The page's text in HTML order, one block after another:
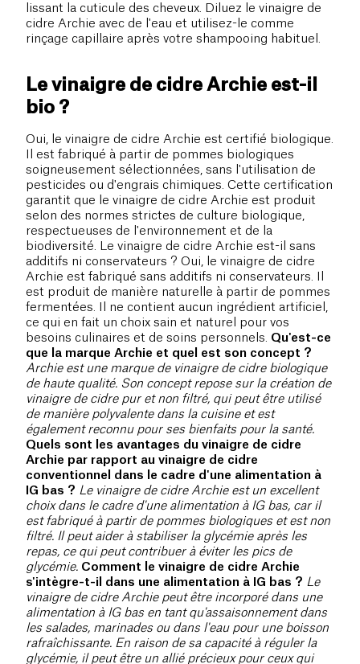
lissant la cuticule des cheveux. Diluez le vinaigre de
cidre Archie avec de l'eau et utilisez-le comme
rinçage capillaire après votre shampooing habituel.
Le vinaigre de cidre Archie est-il
bio ?
Oui, le vinaigre de cidre Archie est certifié biologique.
Il est fabriqué à partir de pommes biologiques
soigneusement sélectionnées, sans l'utilisation de
pesticides ou d'engrais chimiques. Cette certification
garantit que le vinaigre de cidre Archie est produit
selon des normes strictes de culture biologique,
respectueuses de l'environnement et de la
biodiversité. Le vinaigre de cidre Archie est-il sans
additifs ni conservateurs ? Oui, le vinaigre de cidre
Archie est fabriqué sans additifs ni conservateurs. Il
est produit de manière naturelle à partir de pommes
fermentées. Il ne contient aucun ingrédient artificiel,
ce qui en fait un choix sain et naturel pour vos
besoins culinaires et de soins personnels. Qu'est-ce
que la marque Archie et quel est son concept ?
Archie est une marque de vinaigre de cidre biologique
de haute qualité. Son concept repose sur la création de
vinaigre de cidre pur et non filtré, qui peut être utilisé
de manière polyvalente dans la cuisine et est
également reconnu pour ses bienfaits pour la santé.
Quels sont les avantages du vinaigre de cidre
Archie par rapport au vinaigre de cidre
conventionnel dans le cadre d'une alimentation à
IG bas ? Le vinaigre de cidre Archie est un excellent
choix dans le cadre d'une alimentation à IG bas, car il
est fabriqué à partir de pommes biologiques et est non
filtré. Il peut aider à stabiliser la glycémie après les
repas, ce qui peut contribuer à éviter les pics de
glycémie. Comment le vinaigre de cidre Archie
s'intègre-t-il dans une alimentation à IG bas ? Le
vinaigre de cidre Archie peut être incorporé dans une
alimentation à IG bas en tant qu'assaisonnement dans
les salades, marinades ou dans l'eau pour une boisson
rafraîchissante. En raison de sa capacité à réguler la
glycémie, il peut être un allié précieux pour ceux qui